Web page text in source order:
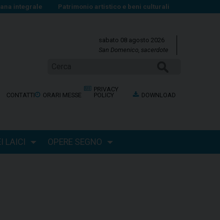
integrale Patrimonio artistico e beni culturali
sabato 08 agosto 2026
San Domenico, sacerdote
CONTATTI ORARI MESSE
PRIVACY
POLICY
DOWNLOAD
LAICI OPERE SEGNO